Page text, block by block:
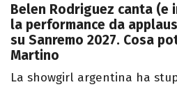
Belen Rodriguez canta (e
la performance da
su Sanremo 2027. Cosa
Martino
La showgirl argentina ha